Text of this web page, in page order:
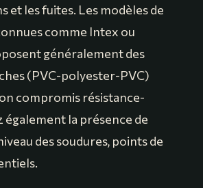
et les fuites. Les modèles de
comme Intex ou
généralement des
(PVC-polyester-PVC)
compromis résistance-
également la présence de
des soudures, points de